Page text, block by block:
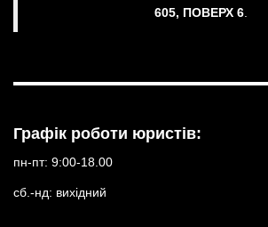
605, ПОВЕРХ 6.
Графік роботи юристів:
пн-пт: 9:00-18.00
сб.-нд: вихідний